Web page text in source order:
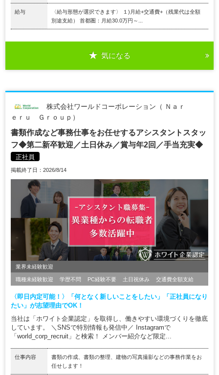
給与
〈給与形態が選択できます〉 １)月給+交通費+（残業代は全額
別途支給） 首都圏：月給30.0万円～...
気になる
株式会社ワールドコーポレーション（ Ｎａｒ
ｅｒｕ Ｇｒｏｕｐ）
書類作成など事務仕事をお任せするアシスタントスタッ
フ◆第二新卒歓迎／土日休み／賞与年2回／手当充実◆
正社員
掲載終了日：2026/8/14
業界未経験歓迎
職種未経験歓迎 学歴不問 PC経験不要 土日祝休み 交通費全額支給
〈即日内定可能！〉「何となく新しいことをしたい」「正社員になり
たい」が志望理由でOK！
当社は「ホワイト企業認定」を取得し、働きやすい環境づくりを徹底
しています。 ＼SNSで特別情報も発信中／ Instagramで
「world_corp_recruit」と検索！ メンバー紹介など限定...
仕事内容
書類の作成、書類の整理、建物の写真撮影などの事務作業をお
任せします！